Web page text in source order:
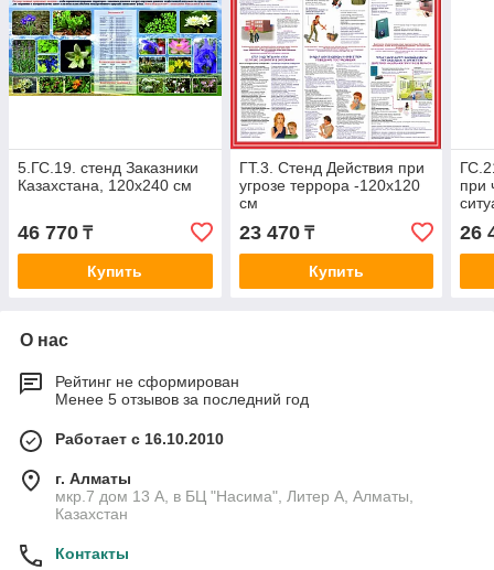
5.ГС.19. стенд Заказники
Казахстана, 120х240 см
46 770 ₸
Купить
ГТ.3. Стенд Действия при
угрозе террора -120х120
см
23 470₸
Купить
при
26
О нас
Рейтинг не сформирован
Менее 5 отзывов за последний год
Работает с 16.10.2010
г. Алматы
мкр.7 дом 13 А, в БЦ "Насима", Литер А, Алматы,
Казахстан
Контакты